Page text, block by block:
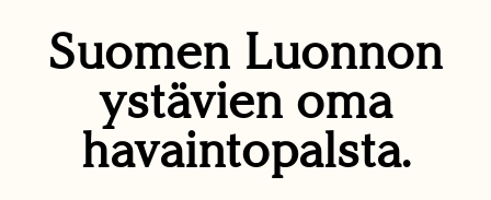
Suomen Luonnon
ystävien oma
havaintopalsta.